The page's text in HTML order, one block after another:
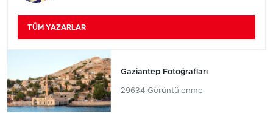
TÜM YAZARLAR
Gaziantep Fotoğrafları
29634 Görüntülenme